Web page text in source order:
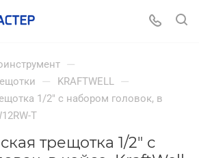
—
— KRAFTWELL —
1/2" с набором головок, в
T
трещотка 1/2" с